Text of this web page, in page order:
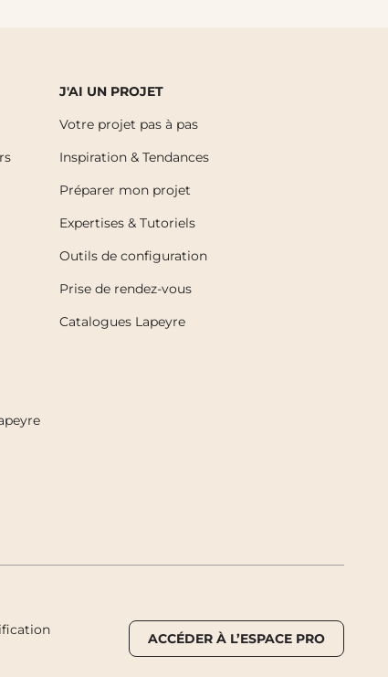
J'AI UN PROJET
Votre projet pas à pas
Inspiration & Tendances
Préparer mon projet
Expertises & Tutoriels
Outils de configuration
Prise de rendez-vous
Catalogues Lapeyre
ACCÉDER À L’ESPACE PRO